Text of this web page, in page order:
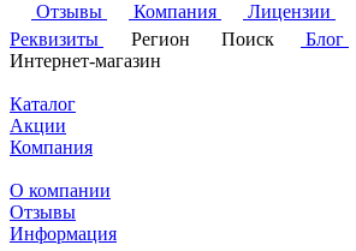
Отзывы
Компания Лицензии
Реквизиты
Регион Поиск Блог
Интернет-магазин
Каталог
Акции
Компания
О компании
Отзывы
Информация